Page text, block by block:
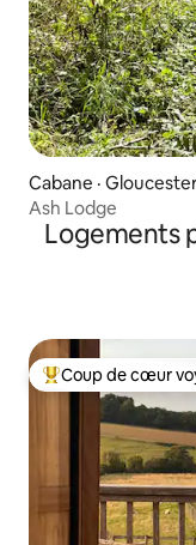
Cabane ·
Ash Lodge
Logements
Coup de cœur
Coup de cœur